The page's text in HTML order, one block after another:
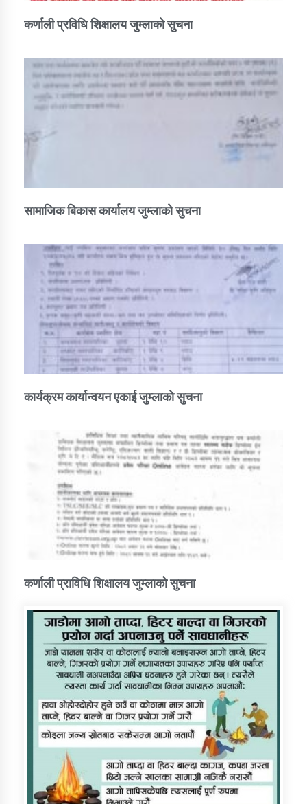
कर्णाली प्रविधि शिक्षालय जुम्लाको सुचना
सामाजिक बिकास कार्यालय जुम्लाकाे सुचना
कार्यक्रम कार्यान्वयन एकाई जुम्लाको सुचना
कर्णाली प्राविधि शिक्षालय जुम्लाको सुचना